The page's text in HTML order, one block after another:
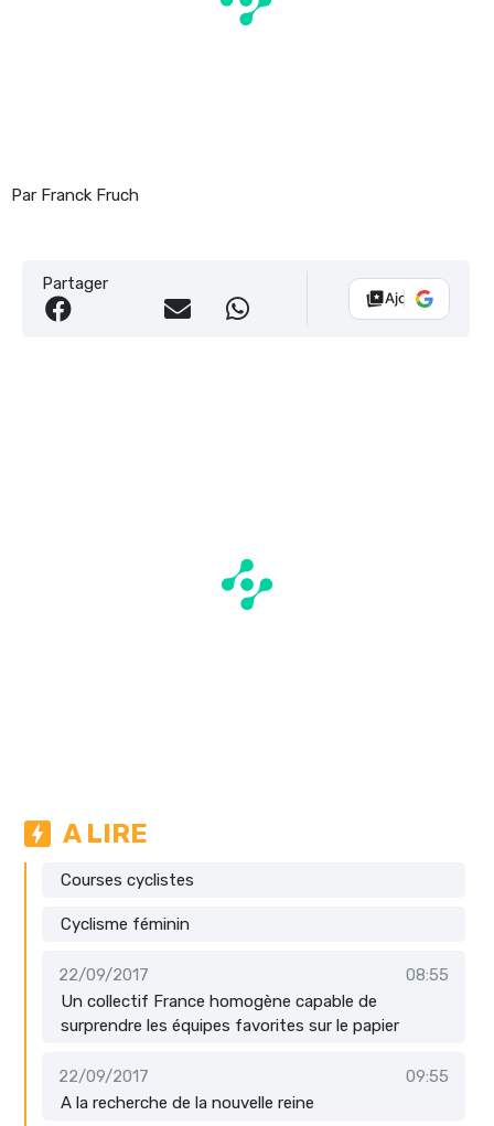
Par Franck Fruch
Partager
Ajouter Vélo
A LIRE
Courses cyclistes
Cyclisme féminin
22/09/2017
08:55
Un collectif France homogène capable de
surprendre les équipes favorites sur le papier
22/09/2017
09:55
A la recherche de la nouvelle reine